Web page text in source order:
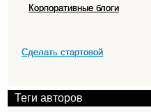
Корпоративные блоги
Сделать стартовой
Теги авторов